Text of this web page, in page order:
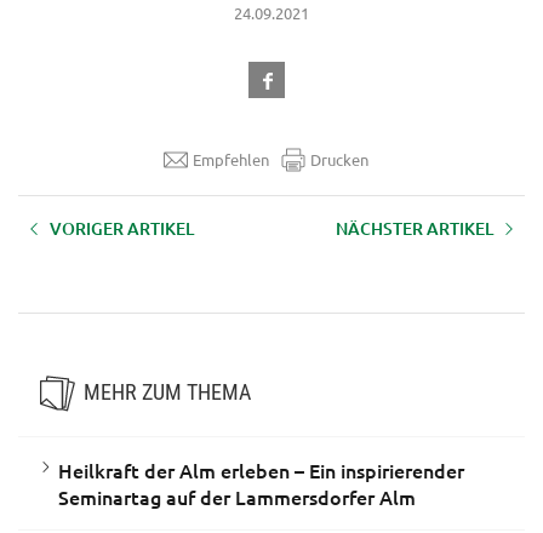
24.09.2021
Empfehlen Drucken
VORIGER ARTIKEL NÄCHSTER ARTIKEL
MEHR ZUM THEMA
Heilkraft der Alm erleben – Ein inspirierender
Seminartag auf der Lammersdorfer Alm